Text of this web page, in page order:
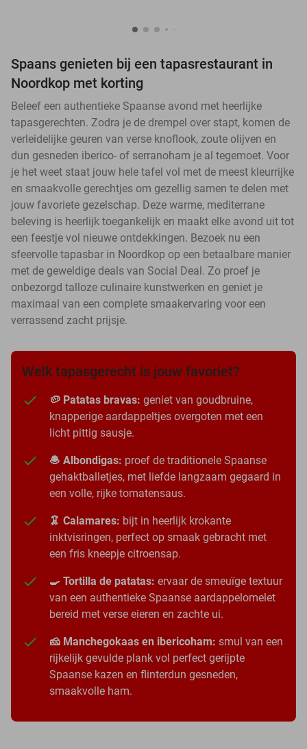
Spaans genieten bij een tapasrestaurant in
Noordkop met korting
Beleef een authentieke Spaanse avond met heerlijke
tapasgerechten. Zodra je de drempel over stapt, komen de
verleidelijke geuren van verse knoflook, zoute olijven en
dun gesneden iberico- of serranoham je al tegemoet. Voor
je het weet staat jouw hele tafel vol met de meest kleurrijke
en smaakvolle gerechtjes om gezellig samen te delen met
jouw favoriete gezelschap. Deze warme, mediterrane
beleving is heerlijk toegankelijk en maakt elke avond uit tot
een feestje vol nieuwe ontdekkingen. Bezoek nu een
sfeervolle tapasbar in Noordkop op een betaalbare manier
met de geweldige deals van Social Deal. Zo proef je
onbezorgd talloze culinaire kunstwerken en geniet je
maximaal van een complete smaakervaring voor een
verrassend zacht prijsje.
Welk tapasgerecht is jouw favoriet?
🥔 Patatas bravas: geniet van goudbruine,
knapperige aardappeltjes overgoten met een
licht pittig sausje.
🧆 Albondigas: proef de traditionele Spaanse
gehaktballetjes, met liefde langzaam gegaard in
een volle, rijke tomatensaus.
🦑 Calamares: bijt in heerlijk krokante
inktvisringen, perfect op smaak gebracht met
een fris kneepje citroensap.
🍳 Tortilla de patatas: ervaar de smeuïge textuur
van een authentieke Spaanse aardappelomelet
bereid met verse eieren en zachte ui.
🧀 Manchegokaas en ibericoham: smul van een
rijkelijk gevulde plank vol perfect gerijpte
Spaanse kazen en flinterdun gesneden,
smaakvolle ham.